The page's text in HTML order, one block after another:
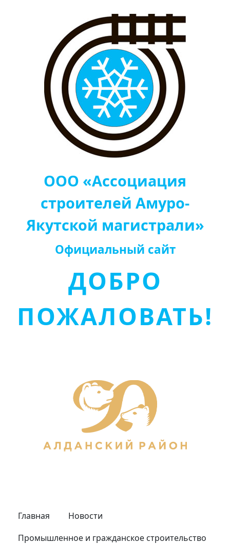
ООО «Ассоциация
строителей Амуро-
Якутской магистрали»
Официальный сайт
ДОБРО
ПОЖАЛОВАТЬ!
Главная
Новости
Промышленное и гражданское строительство